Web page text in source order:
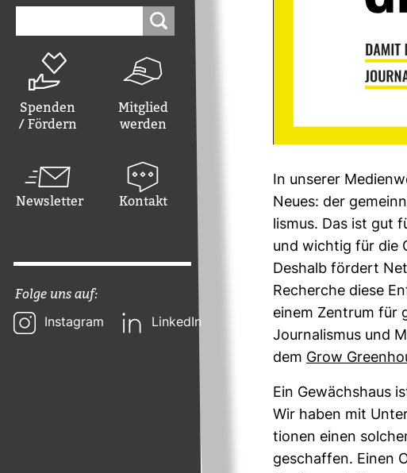
Spenden
/ Fördern
Mitglied
werden
Newsletter Kontakt
Folge uns auf:
Instagram LinkedIn
In unserer
Neues: der
lismus. Das ist gut
und wichtig für die
Des­halb för­dert
Recherche diese
einem Zen­trum für
Jour­na­lismus und
dem Grow
Ein Gewächs­haus
Wir haben mit
tionen einen
geschaffen. Einen